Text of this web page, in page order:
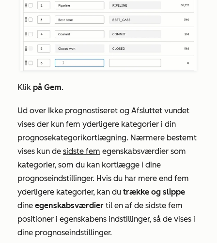
Klik på Gem.
Ud over Ikke prognostiseret og Afsluttet vundet
vises der kun fem yderligere kategorier i din
prognosekategorikortlægning. Nærmere bestemt
vises kun de sidste fem egenskabsværdier som
kategorier, som du kan kortlægge i dine
prognoseindstillinger. Hvis du har mere end fem
yderligere kategorier, kan du trække og slippe
dine egenskabsværdier til en af de sidste fem
positioner i egenskabens indstillinger, så de vises i
dine prognoseindstillinger.